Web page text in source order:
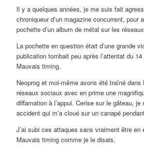
Il y a quelques années, je me suis fait
chroniqueur d’un magazine concurrent, pour
pochette d’un album de métal sur les
La pochette en question était d’une grande
publication tombait peu après l’attentat du
Mauvais timing.
Neoprog et moi-même avons été traîné dans
réseaux sociaux avec en prime une
diffamation à l’appui. Cerise sur le gâteau, je
accident qui m’a cloué sur un canapé
J’ai subi ces attaques sans vraiment être en
Mauvais timing comme je le disais.